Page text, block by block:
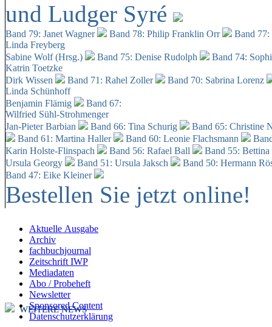
und Ludger Syré
Band 79: Janet Wagner Band 78: Philip Franklin Orr
Band
Linda Freyberg
Sabine Wolf (Hrsg.)
Band 75: Denise Rudolph
Band 74:
Katrin Toetzke
Dirk Wissen
Band 71: Rahel Zoller
Band 70: Sabrina Lorenz
Linda Schünhoff
Benjamin Flämig
Band 67:
Wilfried Sühl-Strohmenger
Jan-Pieter Barbian
Band 66: Tina Schurig
Band 65: Christine
Band 61: Martina Haller
Band 60: Leonie Flachsmann
Karin Holste-Flinspach
Band 56: Rafael Ball
Band 55:
Ursula Georgy
Band 51: Ursula Jaksch Band 50: Hermann
Band 47: Eike Kleiner
Bestellen Sie jetzt online!
Aktuelle Ausgabe
Archiv
fachbuchjournal
Zeitschrift IWP
Mediadaten
Abo / Probeheft
Newsletter
Sponsored Content
Datenschutzerklärung
WEITERE NEWS